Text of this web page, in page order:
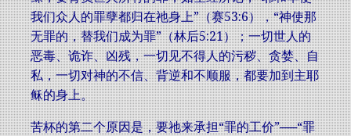
我们众人的罪孽都归在祂身上”（赛53:6），“神使那
无罪的，替我们成为罪”（林后5:21）；一切世人的
恶毒、诡诈、凶残，一切见不得人的污秽、贪婪、自
私，一切对神的不信、背逆和不顺服，都要加到主耶
稣的身上。
苦杯的第二个原因是，要祂来承担“罪的工价”──“罪